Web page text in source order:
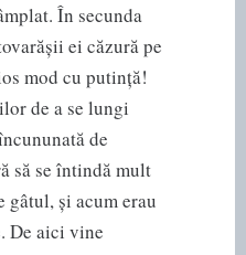
În secunda
ei căzură pe
mod cu putință!
de a se lungi
de
să se întindă mult
gâtul, și acum erau
De aici vine